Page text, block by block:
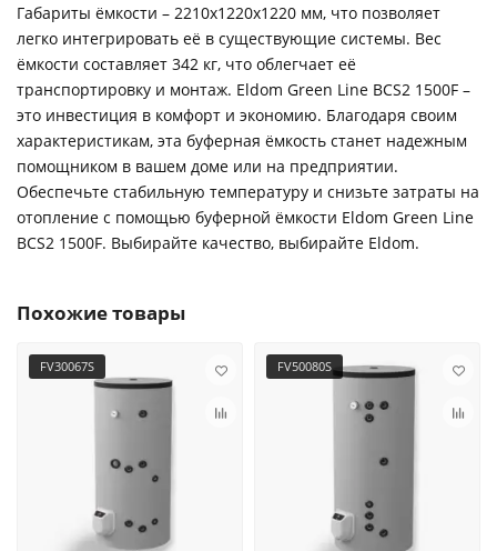
Габариты ёмкости – 2210x1220x1220 мм, что позволяет
легко интегрировать её в существующие системы. Вес
ёмкости составляет 342 кг, что облегчает её
транспортировку и монтаж. Eldom Green Line BCS2 1500F –
это инвестиция в комфорт и экономию. Благодаря своим
характеристикам, эта буферная ёмкость станет надежным
помощником в вашем доме или на предприятии.
Обеспечьте стабильную температуру и снизьте затраты на
отопление с помощью буферной ёмкости Eldom Green Line
BCS2 1500F. Выбирайте качество, выбирайте Eldom.
Похожие товары
FV30067S FV50080S